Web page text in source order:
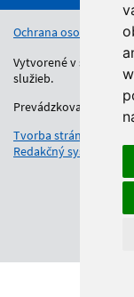
Ochrana osobných
Vytvorené v súlade s
služieb.
Prevádzkovateľom
Tvorba stránok
Redakčný systém
: